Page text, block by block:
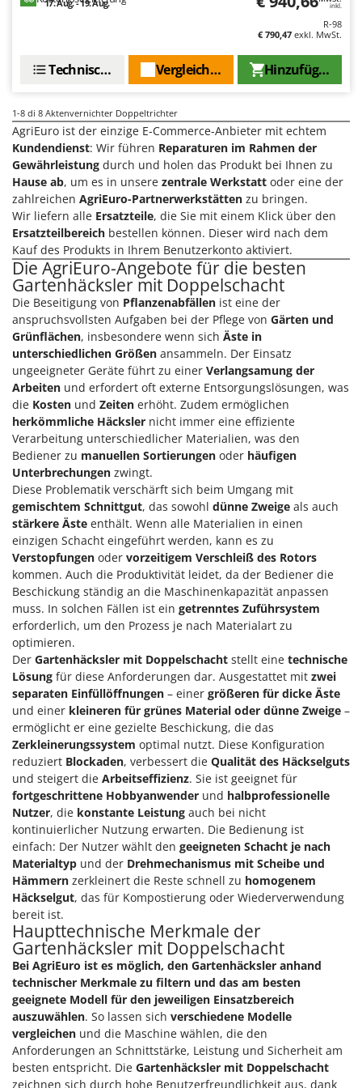
Makita
Marina Systems
Master
Mastercook
McCulloch
MCH
Michelin
Mille
Minox
Mockmill
More than chef
MOSA
MOVA
Mowox
MTD
N
New O.M.R.A.
Nilfisk
Ninja
Novatec
Novital
NuAir
NuovaFac
O
Officine Savioli
Oliviero
Olix
OMA
Omas
Ompagrill
Ooni
Oriental Koshin
Outdoorchef
P
Palazzetti
Palumbo Pavi
Partisani
Paterlini
Philips
Pramac
Prismafood
R
R.G.V.
17. Aug. - 19. Aug. inkl.
R-98
€ 790,47 exkl. MwSt.
Hinzufügen
Vergleichen Sie
Technische Daten
1-8 di 8 Aktenvernichter Doppeltrichter
AgriEuro ist der einzige E-Commerce-Anbieter mit echtem
Kundendienst: Wir führen Reparaturen im Rahmen der
Gewährleistung durch und holen das Produkt bei Ihnen zu
Hause ab, um es in unsere zentrale Werkstatt oder eine der
zahlreichen AgriEuro-Partnerwerkstätten zu bringen.
Wir liefern alle Ersatzteile, die Sie mit einem Klick über den
Ersatzteilbereich bestellen können. Dieser wird nach dem
Kauf des Produkts in Ihrem Benutzerkonto aktiviert.
Die AgriEuro-Angebote für die besten
Gartenhäcksler mit Doppelschacht
Die Beseitigung von Pflanzenabfällen ist eine der
anspruchsvollsten Aufgaben bei der Pflege von Gärten und
Grünflächen, insbesondere wenn sich Äste in
unterschiedlichen Größen ansammeln. Der Einsatz
ungeeigneter Geräte führt zu einer Verlangsamung der
Arbeiten und erfordert oft externe Entsorgungslösungen, was
die Kosten und Zeiten erhöht. Zudem ermöglichen
herkömmliche Häcksler nicht immer eine effiziente
Verarbeitung unterschiedlicher Materialien, was den
Bediener zu manuellen Sortierungen oder häufigen
Unterbrechungen zwingt.
Diese Problematik verschärft sich beim Umgang mit
gemischtem Schnittgut, das sowohl dünne Zweige als auch
stärkere Äste enthält. Wenn alle Materialien in einen
einzigen Schacht eingeführt werden, kann es zu
Verstopfungen oder vorzeitigem Verschleiß des Rotors
kommen. Auch die Produktivität leidet, da der Bediener die
Beschickung ständig an die Maschinenkapazität anpassen
muss. In solchen Fällen ist ein getrenntes Zuführsystem
erforderlich, um den Prozess je nach Materialart zu
optimieren.
Der Gartenhäcksler mit Doppelschacht stellt eine technische
Lösung für diese Anforderungen dar. Ausgestattet mit zwei
separaten Einfüllöffnungen – einer größeren für dicke Äste
und einer kleineren für grünes Material oder dünne Zweige –
ermöglicht er eine gezielte Beschickung, die das
Zerkleinerungssystem optimal nutzt. Diese Konfiguration
reduziert Blockaden, verbessert die Qualität des Häckselguts
und steigert die Arbeitseffizienz. Sie ist geeignet für
fortgeschrittene Hobbyanwender und halbprofessionelle
Nutzer, die konstante Leistung auch bei nicht
kontinuierlicher Nutzung erwarten. Die Bedienung ist
einfach: Der Nutzer wählt den geeigneten Schacht je nach
Materialtyp und der Drehmechanismus mit Scheibe und
Hämmern zerkleinert die Reste schnell zu homogenem
Häckselgut, das für Kompostierung oder Wiederverwendung
bereit ist.
Haupttechnische Merkmale der
Gartenhäcksler mit Doppelschacht
Bei AgriEuro ist es möglich, den Gartenhäcksler anhand
technischer Merkmale zu filtern und das am besten
geeignete Modell für den jeweiligen Einsatzbereich
auszuwählen. So lassen sich verschiedene Modelle
vergleichen und die Maschine wählen, die den
Anforderungen an Schnittstärke, Leistung und Sicherheit am
besten entspricht. Die Gartenhäcksler mit Doppelschacht
zeichnen sich durch hohe Benutzerfreundlichkeit aus, dank